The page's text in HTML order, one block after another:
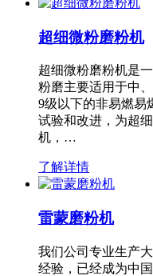
超细微粉磨粉机
超细微粉磨粉机是
粉磨主要适用于中
9级以下的非易燃易
试验和改进，为超
机，…
了解详情
雷蒙磨粉机
我们公司专业生产
经验，已经成为中